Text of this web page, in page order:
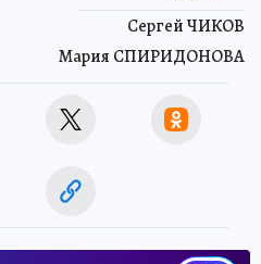
Сергей ЧИКОВ
Мария СПИРИДОНОВА